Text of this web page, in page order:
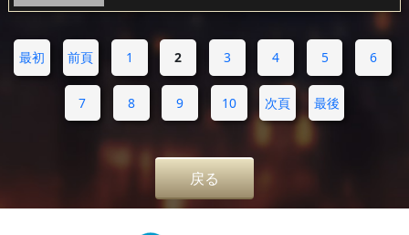
最初 前頁 1 2 3 4 5 6
7 8 9 10 次頁 最後
戻る